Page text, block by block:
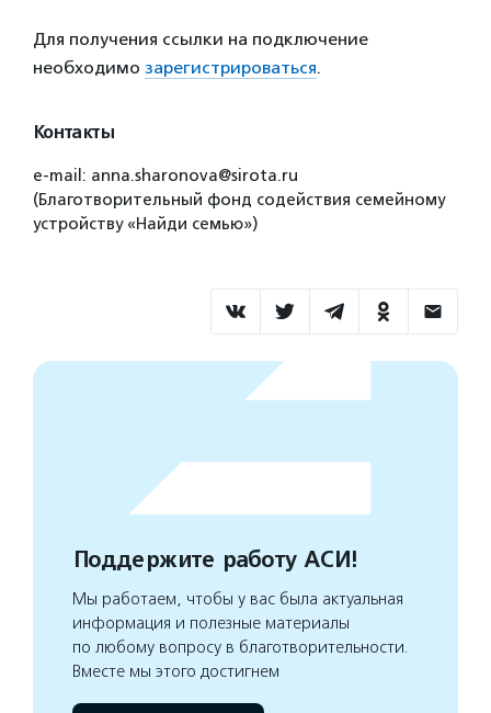
Для получения ссылки на подключение
необходимо зарегистрироваться.
Контакты
e-mail: anna.sharonova@sirota.ru
(Благотворительный фонд содействия семейному
устройству «Найди семью»)
Поддержите работу АСИ!
Мы работаем, чтобы у вас была актуальная
информация и полезные материалы
по любому вопросу в благотворительности.
Вместе мы этого достигнем